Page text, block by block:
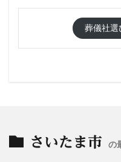
葬儀社選
さいたま市 の